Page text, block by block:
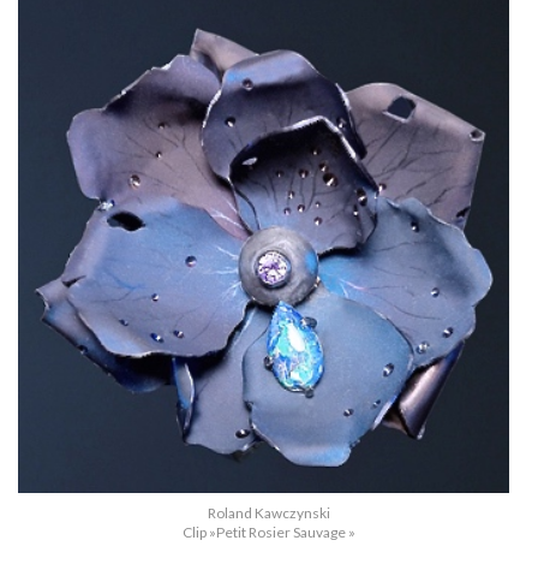
Roland Kawczynski
Clip »Petit Rosier Sauvage »